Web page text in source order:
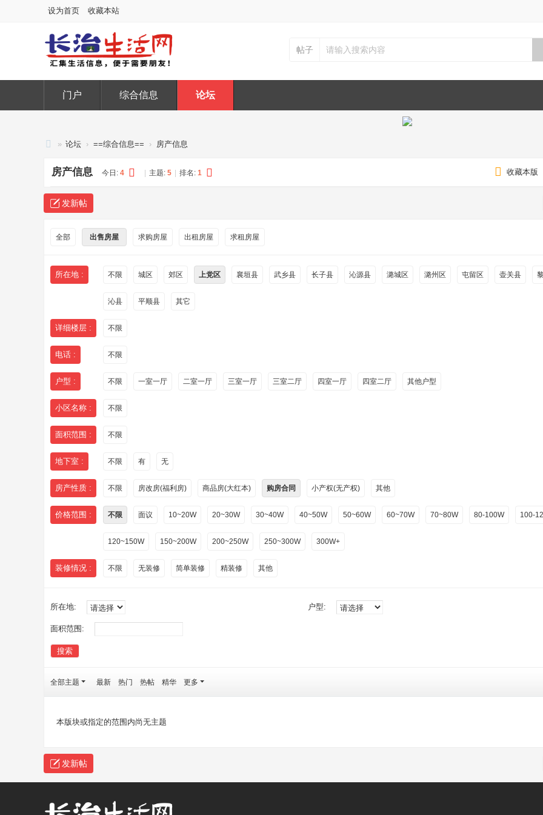
设为首页 收藏本站
帖子
门户 综合信息 论坛
治
生
活
» 论坛 › ==综合信息== › 房产信息
收藏本版
房产信息 今日: 4 主题: 5 排名: 1
发新帖
全部 出售房屋 求购房屋 出租房屋 求租房屋
所在地 : 不限 城区 郊区 上党区 襄垣县 武乡县 长子县 沁源县 潞城区 潞州区 屯留区 壶关县
沁县 平顺县 其它
详细楼层 : 不限
电话 : 不限
户型 : 不限 一室一厅 二室一厅 三室一厅 三室二厅 四室一厅 四室二厅 其他户型
小区名称 : 不限
面积范围 : 不限
地下室 : 不限 有 无
房产性质 : 不限 房改房(福利房) 商品房(大红本) 购房合同 小产权(无产权) 其他
价格范围 : 不限 面议 10~20W 20~30W 30~40W 40~50W 50~60W 60~70W 70~80W 80-100W 100-
120~150W 150~200W 200~250W 250~300W 300W+
装修情况 : 不限 无装修 简单装修 精装修 其他
所在地: 户型:
面积范围:
搜索
全部主题 最新 热门 热帖 精华 更多
本版块或指定的范围内尚无主题
发新帖